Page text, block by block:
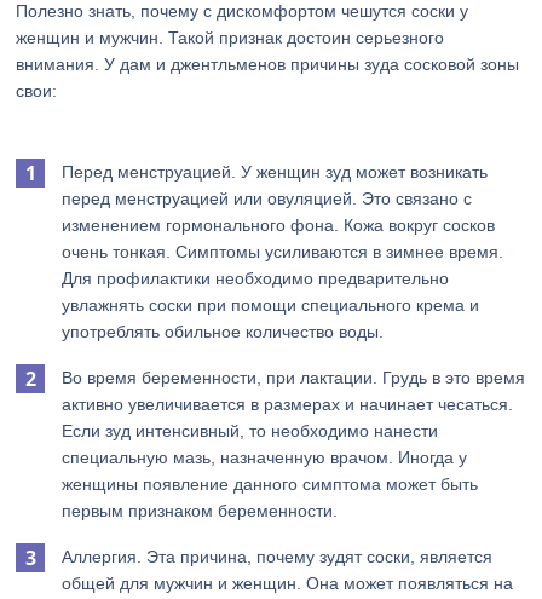
Полезно знать, почему с дискомфортом чешутся соски у
женщин и мужчин. Такой признак достоин серьезного
внимания. У дам и джентльменов причины зуда сосковой зоны
свои:
Перед менструацией. У женщин зуд может возникать
перед менструацией или овуляцией. Это связано с
изменением гормонального фона. Кожа вокруг сосков
очень тонкая. Симптомы усиливаются в зимнее время.
Для профилактики необходимо предварительно
увлажнять соски при помощи специального крема и
употреблять обильное количество воды.
Во время беременности, при лактации. Грудь в это время
активно увеличивается в размерах и начинает чесаться.
Если зуд интенсивный, то необходимо нанести
специальную мазь, назначенную врачом. Иногда у
женщины появление данного симптома может быть
первым признаком беременности.
Аллергия. Эта причина, почему зудят соски, является
общей для мужчин и женщин. Она может появляться на